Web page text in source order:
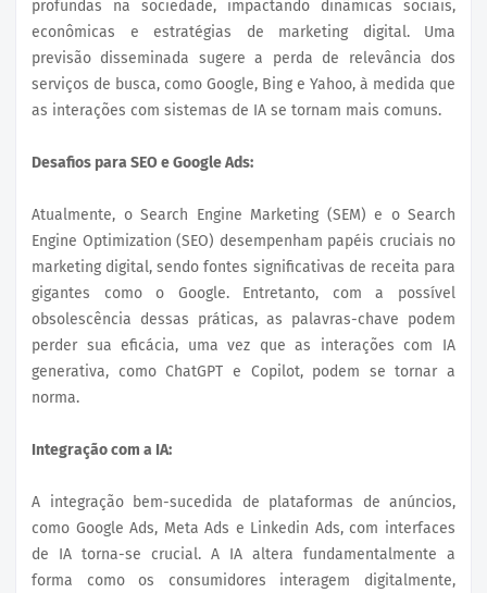
profundas na sociedade, impactando dinâmicas sociais,
econômicas e estratégias de marketing digital. Uma
previsão disseminada sugere a perda de relevância dos
serviços de busca, como Google, Bing e Yahoo, à medida que
as interações com sistemas de IA se tornam mais comuns.
Desafios para SEO e Google Ads:
Atualmente, o Search Engine Marketing (SEM) e o Search
Engine Optimization (SEO) desempenham papéis cruciais no
marketing digital, sendo fontes significativas de receita para
gigantes como o Google. Entretanto, com a possível
obsolescência dessas práticas, as palavras-chave podem
perder sua eficácia, uma vez que as interações com IA
generativa, como ChatGPT e Copilot, podem se tornar a
norma.
Integração com a IA:
A integração bem-sucedida de plataformas de anúncios,
como Google Ads, Meta Ads e Linkedin Ads, com interfaces
de IA torna-se crucial. A IA altera fundamentalmente a
forma como os consumidores interagem digitalmente,